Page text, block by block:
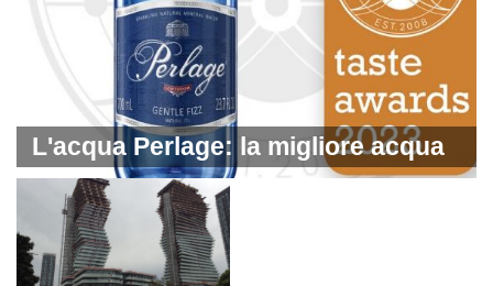
L'acqua Perlage: la migliore acqua
premium al mondo